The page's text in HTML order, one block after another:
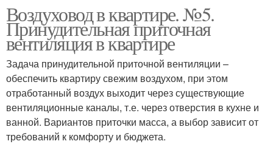
многоквартирном доме
Воздуховод в квартире. №5.
Принудительная приточная
вентиляция в квартире
Задача принудительной приточной вентиляции –
обеспечить квартиру свежим воздухом, при этом
отработанный воздух выходит через существующие
вентиляционные каналы, т.е. через отверстия в кухне и
ванной. Вариантов приточки масса, а выбор зависит от
требований к комфорту и бюджета.